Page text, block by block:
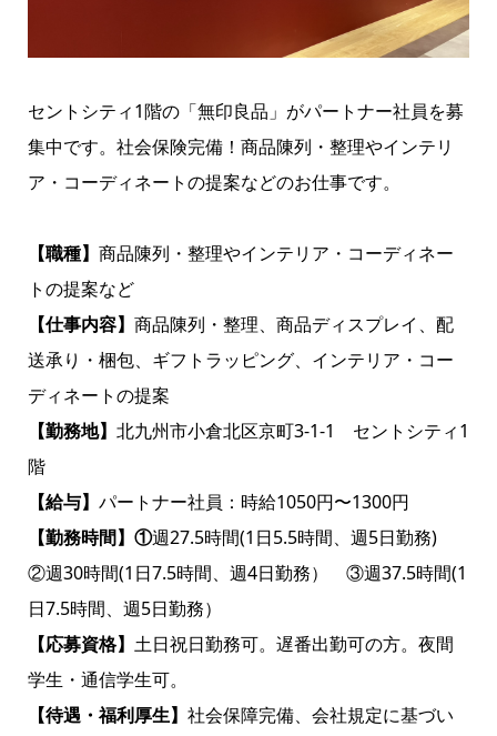
セントシティ1階の「無印良品」がパートナー社員を募
集中です。社会保険完備！商品陳列・整理やインテリ
ア・コーディネートの提案などのお仕事です。
【職種】 商品陳列・整理やインテリア・コーディネー
トの提案など
【仕事内容】 商品陳列・整理、商品ディスプレイ、配
送承り・梱包、ギフトラッピング、インテリア・コー
ディネートの提案
【勤務地】 北九州市小倉北区京町3-1-1 セントシティ1
階
【給与】 パートナー社員：時給1050円〜1300円
【勤務時間】①週27.5時間(1日5.5時間、週5日勤務)
②週30時間(1日7.5時間、週4日勤務） ③週37.5時間(1
日7.5時間、週5日勤務）
【応募資格】 土日祝日勤務可。遅番出勤可の方。夜間
学生・通信学生可。
【待遇・福利厚生】 社会保障完備、会社規定に基づい